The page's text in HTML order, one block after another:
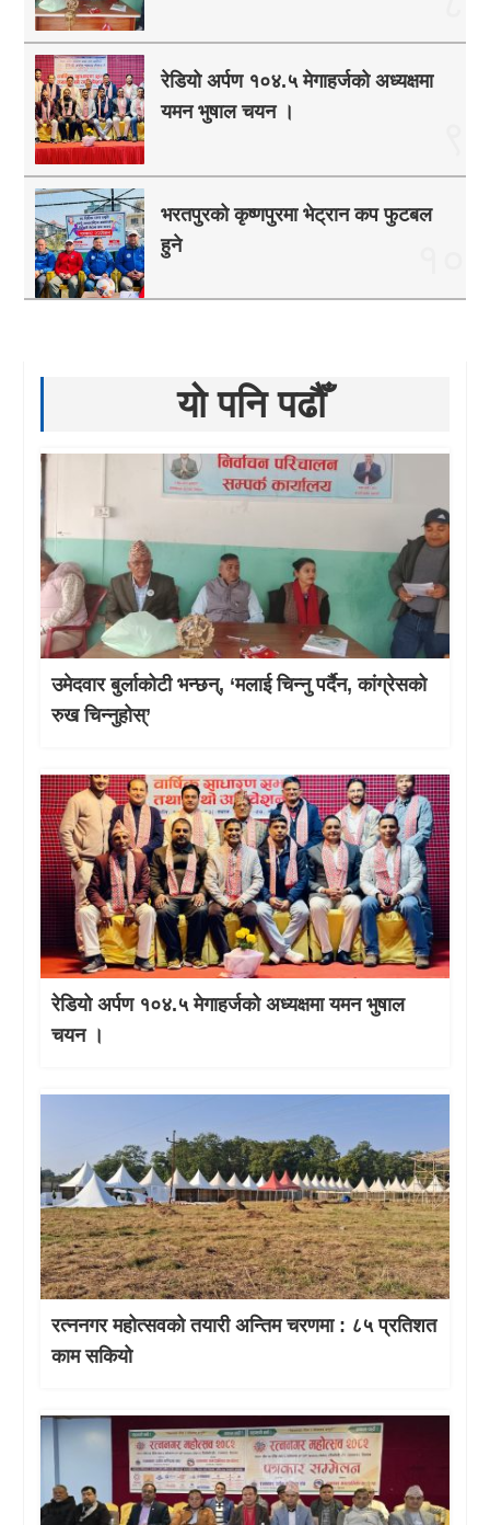
रेडियो अर्पण १०४.५ मेगाहर्जको अध्यक्षमा
यमन भुषाल चयन ।
भरतपुरको कृष्णपुरमा भेट्रान कप फुटबल
हुने
यो पनि पढौँ
उमेदवार बुर्लाकोटी भन्छन्, ‘मलाई चिन्नु पर्दैन, कांग्रेसको
रुख चिन्नुहोस्’
रेडियो अर्पण १०४.५ मेगाहर्जको अध्यक्षमा यमन भुषाल
चयन ।
रत्ननगर महोत्सवको तयारी अन्तिम चरणमा : ८५ प्रतिशत
काम सकियो